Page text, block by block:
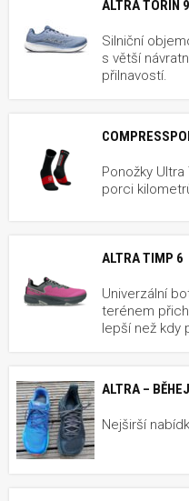
ALTRA TORIN 9
Silniční
s větší
přilnavostí.
Ponožky
porci
ALTRA TIMP 6
Univerzální
terénem
lepší než kdy
ALTRA –
Nejširší